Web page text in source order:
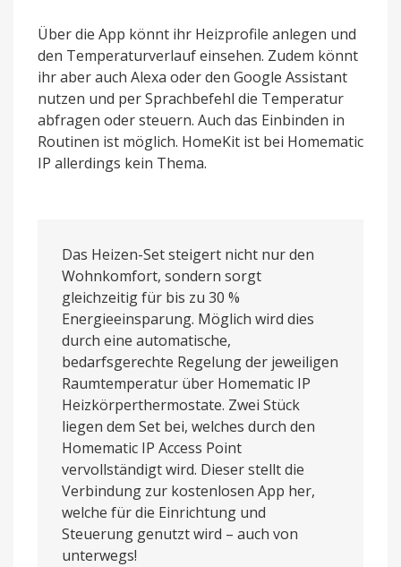
Über die App könnt ihr Heizprofile anlegen und
den Temperaturverlauf einsehen. Zudem könnt
ihr aber auch Alexa oder den Google Assistant
nutzen und per Sprachbefehl die Temperatur
abfragen oder steuern. Auch das Einbinden in
Routinen ist möglich. HomeKit ist bei Homematic
IP allerdings kein Thema.
Das Heizen-Set steigert nicht nur den
Wohnkomfort, sondern sorgt
gleichzeitig für bis zu 30 %
Energieeinsparung. Möglich wird dies
durch eine automatische,
bedarfsgerechte Regelung der jeweiligen
Raumtemperatur über Homematic IP
Heizkörperthermostate. Zwei Stück
liegen dem Set bei, welches durch den
Homematic IP Access Point
vervollständigt wird. Dieser stellt die
Verbindung zur kostenlosen App her,
welche für die Einrichtung und
Steuerung genutzt wird – auch von
unterwegs!